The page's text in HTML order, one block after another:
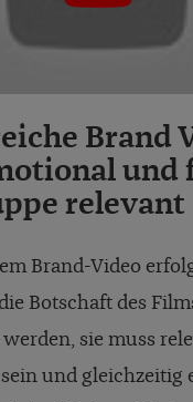
Brand
und
relevant
Brand-Video
Botschaft des
sie muss
und gleichzeitig